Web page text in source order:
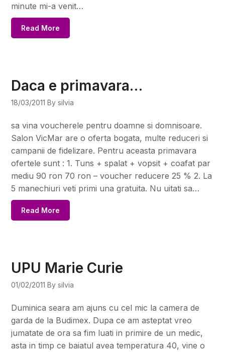
minute mi-a venit…
Read More
Daca e primavara…
18/03/2011 By silvia
sa vina voucherele pentru doamne si domnisoare.
Salon VicMar are o oferta bogata, multe reduceri si
campanii de fidelizare. Pentru aceasta primavara
ofertele sunt : 1. Tuns + spalat + vopsit + coafat par
mediu 90 ron 70 ron – voucher reducere 25 % 2. La
5 manechiuri veti primi una gratuita. Nu uitati sa…
Read More
UPU Marie Curie
01/02/2011 By silvia
Duminica seara am ajuns cu cel mic la camera de
garda de la Budimex. Dupa ce am asteptat vreo
jumatate de ora sa fim luati in primire de un medic,
asta in timp ce baiatul avea temperatura 40, vine o